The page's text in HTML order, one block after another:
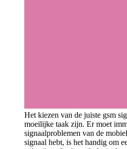
Het kiezen van de juiste gsm
moeilijke taak zijn. Er moet
signaalproblemen van de
signaal hebt, is het handig om